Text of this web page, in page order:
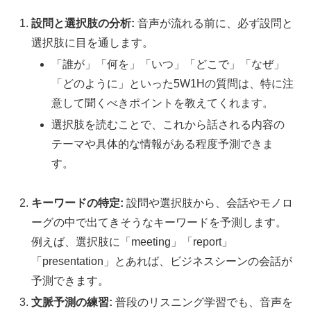
設問と選択肢の分析: 音声が流れる前に、必ず設問と
選択肢に目を通します。
「誰が」「何を」「いつ」「どこで」「なぜ」
「どのように」といった5W1Hの質問は、特に注
意して聞くべきポイントを教えてくれます。
選択肢を読むことで、これから話される内容の
テーマや具体的な情報がある程度予測できま
す。
キーワードの特定: 設問や選択肢から、会話やモノロ
ーグの中で出てきそうなキーワードを予測します。
例えば、選択肢に「meeting」「report」
「presentation」とあれば、ビジネスシーンの会話が
予測できます。
文脈予測の練習: 普段のリスニング学習でも、音声を